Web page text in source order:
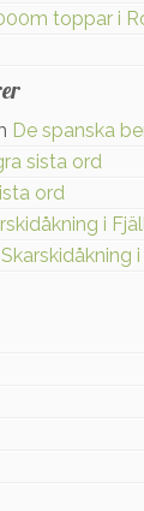
toppar i
De spanska
sista ord
ord
i
Skarskidåkning